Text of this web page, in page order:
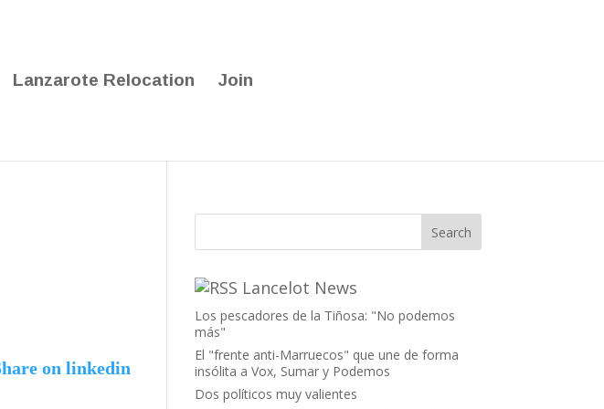
Lanzarote Relocation Join
Lancelot News
Los pescadores de la Tiñosa: "No podemos
más"
El "frente anti-Marruecos" que une de forma
insólita a Vox, Sumar y Podemos
Dos políticos muy valientes